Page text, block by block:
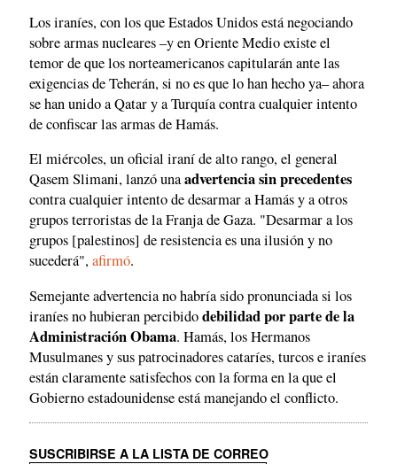
Los iraníes, con los que Estados Unidos está negociando
sobre armas nucleares –y en Oriente Medio existe el
temor de que los norteamericanos capitularán ante las
exigencias de Teherán, si no es que lo han hecho ya– ahora
se han unido a Qatar y a Turquía contra cualquier intento
de confiscar las armas de Hamás.
El miércoles, un oficial iraní de alto rango, el general
Qasem Slimani, lanzó unaadvertencia sin precedentes
contra cualquier intento de desarmar a Hamás y a otros
grupos terroristas de la Franja de Gaza. "Desarmar a los
grupos [palestinos] de resistencia es una ilusión y no
sucederá",afirmó.
Semejante advertencia no habría sido pronunciada si los
iraníes no hubieran percibidodebilidad por parte de la
Administración Obama. Hamás, los Hermanos
Musulmanes y sus patrocinadores cataríes, turcos e iraníes
están claramente satisfechos con la forma en la que el
Gobierno estadounidense está manejando el conflicto.
SUSCRIBIRSE A LA LISTA DE CORREO